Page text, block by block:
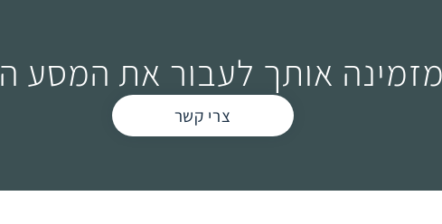
אותך לעבור את המסע
צרי קשר